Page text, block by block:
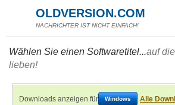
OLDVERSION.COM
NACHRICHTER IST NICHT EINFACH!
Wählen Sie einen Softwaretitel...auf
lieben!
Downloads anzeigen für Windows Alle